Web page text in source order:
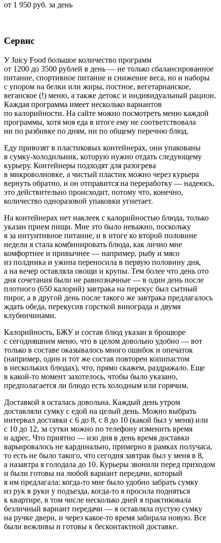
от 1 950 руб. за день
Сервис
У Juicy Food большое количество программ
от 1200 до 3500 рублей в день — не только сбалансированное
питание, спортивное питание и снижение веса, но и наборы
с упором на белки или жиры, постное, вегетарианское,
веганское (!) меню, а также детокс и индивидуальный рацион.
Каждая программа имеет несколько вариантов
по калорийности. На сайте можно посмотреть меню каждой
программы, хотя моя еда в итоге ему не соответствовала
ни по разбивке по дням, ни по общему перечню блюд.
Еду привозят в пластиковых контейнерах, они упакованы
в сумку-холодильник, которую нужно отдать следующему
курьеру. Контейнеры подходят для разогрева
в микроволновке, а чистый пластик можно через курьера
вернуть обратно, и он отправится на переработку — надеюсь,
это действительно происходит, потому что, конечно,
количество одноразовой упаковки угнетает.
На контейнерах нет наклеек с калорийностью блюда, только
указан прием пищи. Мне это было неважно, поскольку
я за интуитивное питание, и в итоге ко второй половине
недели я стала комбинировать блюда, как лично мне
комфортнее и привычнее — например, рыбу и мясо
из полдника и ужина переносила в первую половину дня,
а на вечер оставляла овощи и крупы. Тем более что день ото
дня сочетания были не равнозначные — в один день после
плотного (650 калорий) завтрака на перекус был сытный
пирог, а в другой день после такого же завтрака предлагалось
ждать обеда, перекусив горсткой винограда и двумя
клубничинами.
Калорийность, БЖУ и состав блюд указан в брошюре
с сегодняшним меню, что в целом довольно удобно — вот
только в составе оказывалось много ошибок и опечаток
(например, один и тот же состав повторен копипастом
в нескольких блюдах), что, прямо скажем, раздражало. Еще
в какой-то момент захотелось, чтобы было указано,
предполагается ли блюдо есть холодным или горячим.
Доставкой я осталась довольна. Каждый день утром
доставляли сумку с едой на целый день. Можно выбрать
интервал доставки с 6 до 8, с 8 до 10 (какой был у меня) или
с 10 до 12, за сутки можно по телефону изменить время
и адрес. Что приятно — изо дня в день время доставки
варьировалось не кардинально, примерно в рамках получаса,
то есть не было такого, что сегодня завтрак был у меня в 8,
а назавтра я голодала до 10. Курьеры звонили перед приходом
и были готовы на любой вариант передачи, который
я им предлагала: когда-то мне было удобно забрать сумку
из рук в руки у подъезда, когда-то я просила подняться
к квартире, в том числе несколько дней я практиковала
безличный вариант передачи — я оставляла пустую сумку
на ручке двери, и через какое-то время забирала новую. Все
были вежливы и готовы к бесконтактной доставке.